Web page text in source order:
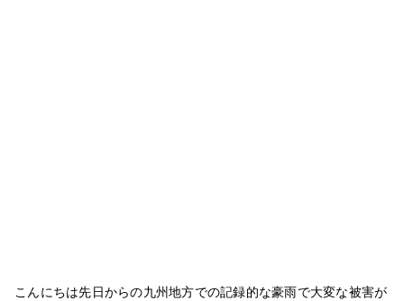
こんにちは先日からの九州地方での記録的な豪雨で大変な被害が